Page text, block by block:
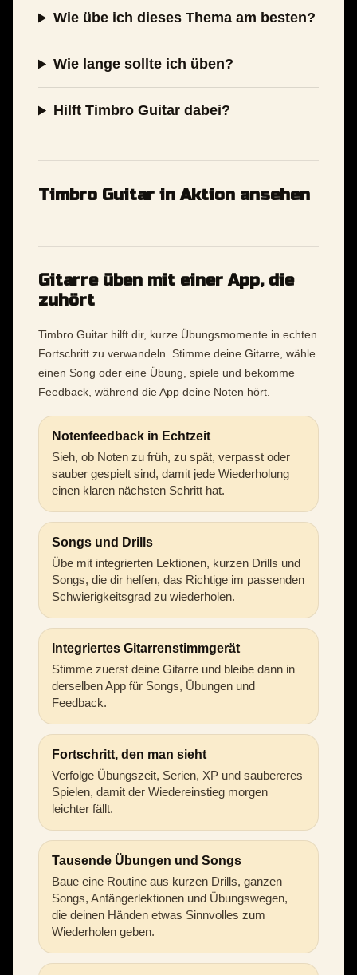
Wie übe ich dieses Thema am besten?
Wie lange sollte ich üben?
Hilft Timbro Guitar dabei?
Timbro Guitar in Aktion ansehen
Gitarre üben mit einer App, die
zuhört
Timbro Guitar hilft dir, kurze Übungsmomente in echten
Fortschritt zu verwandeln. Stimme deine Gitarre, wähle
einen Song oder eine Übung, spiele und bekomme
Feedback, während die App deine Noten hört.
Notenfeedback in Echtzeit
Sieh, ob Noten zu früh, zu spät, verpasst oder
sauber gespielt sind, damit jede Wiederholung
einen klaren nächsten Schritt hat.
Songs und Drills
Übe mit integrierten Lektionen, kurzen Drills und
Songs, die dir helfen, das Richtige im passenden
Schwierigkeitsgrad zu wiederholen.
Integriertes Gitarrenstimmgerät
Stimme zuerst deine Gitarre und bleibe dann in
derselben App für Songs, Übungen und
Feedback.
Fortschritt, den man sieht
Verfolge Übungszeit, Serien, XP und saubereres
Spielen, damit der Wiedereinstieg morgen
leichter fällt.
Tausende Übungen und Songs
Baue eine Routine aus kurzen Drills, ganzen
Songs, Anfängerlektionen und Übungswegen,
die deinen Händen etwas Sinnvolles zum
Wiederholen geben.